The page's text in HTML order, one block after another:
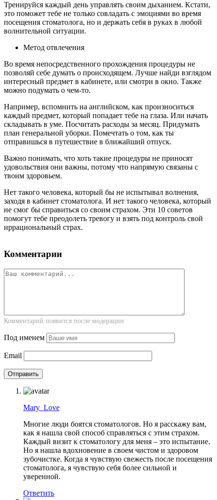
Тренируйся каждый день управлять своим дыханием. Кстати,
это поможет тебе не только совладать с эмоциями во время
посещения стоматолога, но и держать себя в руках в любой
волнительной ситуации.
Метод отвлечения
Во время непосредственного прохождения процедуры не
позволяй себе думать о происходящем. Лучше найди взглядом
интересный предмет в кабинете, или смотри в окно. Также
можно подумать о чем-то.
Например, вспомнить на английском, как произноситься
каждый предмет, который попадает тебе на глаза. Или начать
складывать в уме. Посчитать расходы за месяц. Придумать
план генеральной уборки. Помечтать о том, как ты
отправишься в путешествие в ближайший отпуск.
Важно понимать, что хоть такие процедуры не приносят
удовольствия они важны, потому что напрямую связаны с
твоим здоровьем.
Нет такого человека, который бы не испытывал волнения,
заходя в кабинет стоматолога. И нет такого человека, который
не смог бы справиться со своим страхом. Эти 10 советов
помогут тебе преодолеть тревогу и взять под контроль свой
иррациональный страх.
Комментарии
Комментарий появится после модерации
Под именем
Email
Mary_Love
Многие люди боятся стоматологов. Но я расскажу вам,
как я нашла свой способ справляться с этим страхом.
Каждый визит к стоматологу для меня – это испытание.
Но я нашла вдохновение в своем чистом и здоровом
зубочистке. Когда я чувствую свежесть после посещения
стоматолога, я чувствую себя более сильной и
уверенной.
Ответить